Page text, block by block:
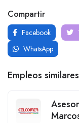
Compartir
Facebook
WhatsApp
Empleos similares